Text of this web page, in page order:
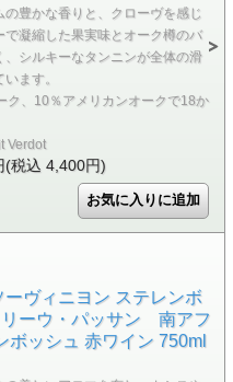
の豊かな香りと、クローヴを感じ
で凝縮した果実味とオーク樽のバ
、シルキーなタンニンが全体の滑
ます。
ク、10％アメリカンオークで18か
Verdot
(税込 4,400円)
ーヴィニヨン ステレンボ
リーウ・パッサン 南アフ
ボッシュ 赤ワイン 750ml